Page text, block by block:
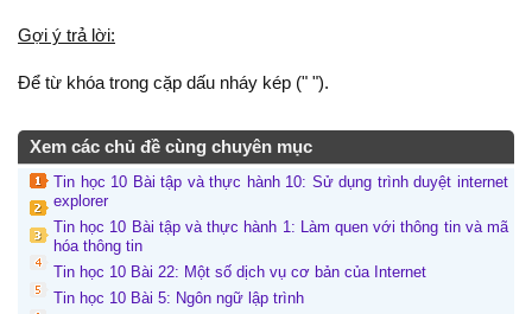
Gợi ý trả lời:
Để từ khóa trong cặp dấu nháy kép (" ").
Xem các chủ đề cùng chuyên mục
Tin học 10 Bài tập và thực hành 10: Sử dụng trình duyệt internet
explorer
Tin học 10 Bài tập và thực hành 1: Làm quen với thông tin và mã
hóa thông tin
Tin học 10 Bài 22: Một số dịch vụ cơ bản của Internet
Tin học 10 Bài 5: Ngôn ngữ lập trình